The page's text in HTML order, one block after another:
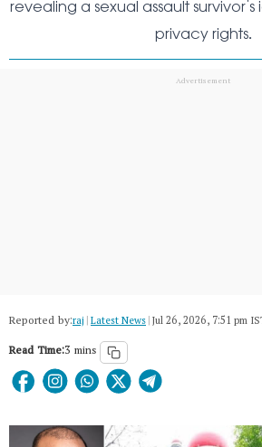
revealing a sexual assault
privacy rights.
Reported by:raj|Latest News|Jul 26, 2026, 7:51 pm
Read Time:3 mins